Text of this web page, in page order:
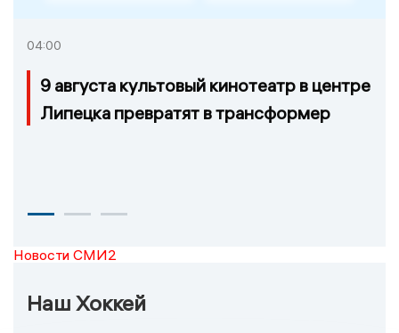
04:00
9 августа культовый кинотеатр в центре
Липецка превратят в трансформер
Новости СМИ2
Наш Хоккей